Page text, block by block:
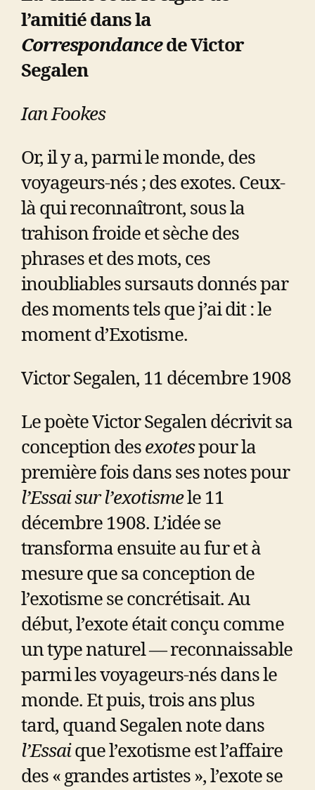
l’amitié dans la
Correspondancede Victor
Segalen
Ian Fookes
Or, il y a, parmi le monde, des
voyageurs-nés ; des exotes. Ceux-
là qui reconnaîtront, sous la
trahison froide et sèche des
phrases et des mots, ces
inoubliables sursauts donnés par
des moments tels que j’ai dit : le
moment d’Exotisme.
Victor Segalen, 11 décembre 1908
Le poète Victor Segalen décrivit sa
conception desexotespour la
première fois dans ses notes pour
l’Essai sur l’exotismele 11
décembre 1908. L’idée se
transforma ensuite au fur et à
mesure que sa conception de
l’exotisme se concrétisait. Au
début, l’exote était conçu comme
un type naturel — reconnaissable
parmi les voyageurs-nés dans le
monde. Et puis, trois ans plus
tard, quand Segalen note dans
l’Essaique l’exotisme est l’affaire
des « grandes artistes », l’exote se